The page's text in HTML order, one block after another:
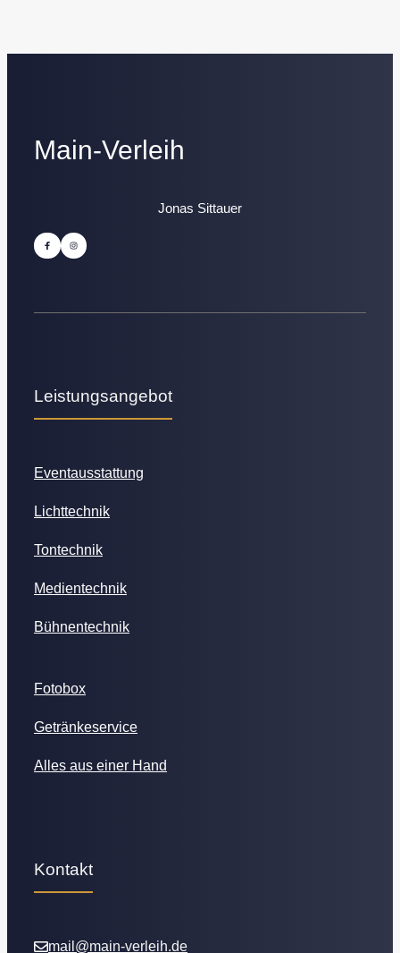
Main-Verleih
Jonas Sittauer
Leistungsangebot
Eventausstattung
Lichttechnik
Tontechnik
Medientechnik
Bühnentechnik
Fotobox
Getränkeservice
Alles aus einer Hand
Kontakt
mail@main-verleih.de